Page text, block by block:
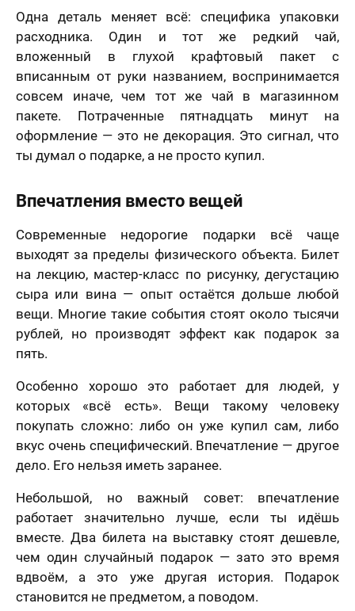
Одна деталь меняет всё: специфика упаковки
расходника. Один и тот же редкий чай,
вложенный в глухой крафтовый пакет с
вписанным от руки названием, воспринимается
совсем иначе, чем тот же чай в магазинном
пакете. Потраченные пятнадцать минут на
оформление — это не декорация. Это сигнал, что
ты думал о подарке, а не просто купил.
Впечатления вместо вещей
Современные недорогие подарки всё чаще
выходят за пределы физического объекта. Билет
на лекцию, мастер-класс по рисунку, дегустацию
сыра или вина — опыт остаётся дольше любой
вещи. Многие такие события стоят около тысячи
рублей, но производят эффект как подарок за
пять.
Особенно хорошо это работает для людей, у
которых «всё есть». Вещи такому человеку
покупать сложно: либо он уже купил сам, либо
вкус очень специфический. Впечатление — другое
дело. Его нельзя иметь заранее.
Небольшой, но важный совет: впечатление
работает значительно лучше, если ты идёшь
вместе. Два билета на выставку стоят дешевле,
чем один случайный подарок — зато это время
вдвоём, а это уже другая история. Подарок
становится не предметом, а поводом.